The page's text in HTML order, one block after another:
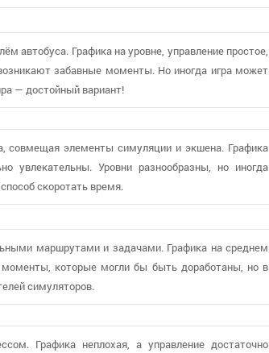
автобуса. Графика на уровне, управление простое,
забавные моменты. Но иногда игра может
— достойный вариант!
совмещая элементы симуляции и экшена. Графика
увлекательны. Уровни разнообразны, но иногда
скоротать время.
маршрутами и задачами. Графика на среднем
моменты, которые могли бы быть доработаны, но в
симуляторов.
Графика неплохая, а управление достаточно